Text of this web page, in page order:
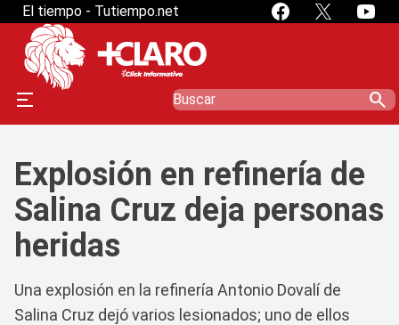
El tiempo - Tutiempo.net
search
Explosión en refinería de
Salina Cruz deja personas
heridas
Una explosión en la refinería Antonio Dovalí de
Salina Cruz dejó varios lesionados; uno de ellos